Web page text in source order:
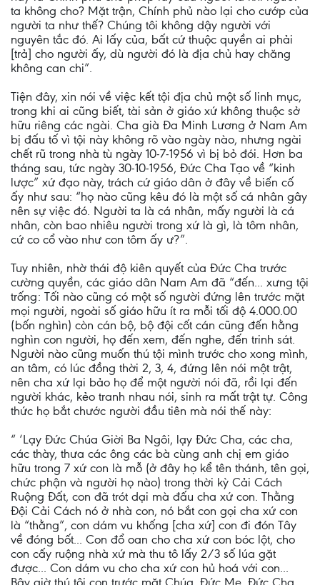
ta không cho? Mặt trận, Chính phủ nào lại cho cướp của
người ta như thế? Chúng tôi không dậy người với
nguyên tắc đó. Ai lấy của, bất cứ thuộc quyền ai phải
[trả] cho người ấy, dù người đó là địa chủ hay chăng
không can chi”.
Tiện đây, xin nói về việc kết tội địa chủ một số linh mục,
trong khi ai cũng biết, tài sản ở giáo xứ không thuộc sở
hữu riêng các ngài. Cha già Đa Minh Lương ở Nam Am
bị đấu tố vì tội này không rõ vào ngày nào, nhưng ngài
chết rũ trong nhà tù ngày 10-7-1956 vì bị bỏ đói. Hơn ba
tháng sau, tức ngày 30-10-1956, Đức Cha Tạo về “kinh
lược” xứ đạo này, trách cứ giáo dân ở đây về biến cố
ấy như sau: “họ nào cũng kêu đó là một số cá nhân gây
nên sự việc đó. Người ta là cá nhân, mấy người là cá
nhân, còn bao nhiêu người trong xứ là gì, là tôm nhân,
cứ co cổ vào như con tôm ấy ư?”.
Tuy nhiên, nhờ thái độ kiên quyết của Đức Cha trước
cường quyền, các giáo dân Nam Am đã “đến... xưng tội
trống: Tối nào cũng có một số người đứng lên trước mặt
mọi người, ngoài số giáo hữu ít ra mỗi tối độ 4.000.00
(bốn nghìn) còn cán bộ, bộ đội cốt cán cũng đến hằng
nghìn con người, họ đến xem, đến nghe, đến trinh sát.
Người nào cũng muốn thú tội mình trước cho xong mình,
an tâm, có lúc đồng thời 2, 3, 4, đứng lên nói một trật,
nên cha xứ lại bảo họ để một người nói đã, rồi lại đến
người khác, kẻo tranh nhau nói, sinh ra mất trật tự. Công
thức họ bắt chước người đầu tiên mà nói thế này:
“ ‘Lạy Đức Chúa Giời Ba Ngôi, lạy Đức Cha, các cha,
các thày, thưa các ông các bà cùng anh chị em giáo
hữu trong 7 xứ con là mỗ (ở đây họ kể tên thánh, tên gọi,
chức phận và người họ nào) trong thời kỳ Cải Cách
Ruộng Đất, con đã trót dại mà đấu cha xứ con. Thằng
Đội Cải Cách nó ở nhà con, nó bắt con gọi cha xứ con
là “thằng”, con dám vu khống [cha xứ] con đi đón Tây
về đóng bốt... Con đổ oan cho cha xứ con bóc lột, cho
con cấy ruộng nhà xứ mà thu tô lấy 2/3 số lúa gặt
được... Con dám vu cho cha xứ con hủ hoá với con...
Bây giờ thú tội con trước mặt Chúa, Đức Mẹ, Đức Cha,